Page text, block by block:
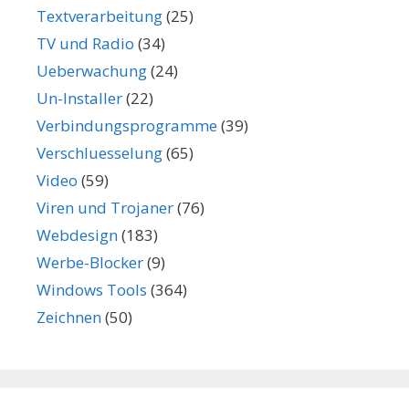
Textverarbeitung(25)
TV und Radio (34)
Ueberwachung(24)
Un-Installer(22)
Verbindungsprogramme(39)
Verschluesselung(65)
Video (59)
Viren und Trojaner(76)
Webdesign(183)
Werbe-Blocker(9)
Windows Tools (364)
Zeichnen(50)